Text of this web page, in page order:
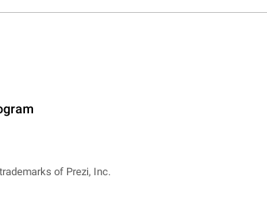
of Prezi, Inc.